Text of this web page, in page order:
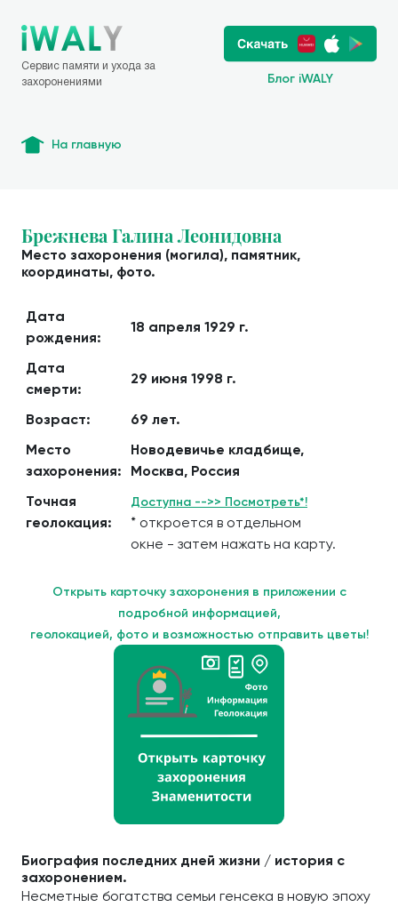
Сервис памяти и ухода за
захоронениями
Блог iWALY
На главную
Брежнева Галина Леонидовна
Место захоронения (могила), памятник,
координаты, фото.
Дата
рождения:
18 апреля 1929 г.
Дата
смерти:
29 июня 1998 г.
Возраст:
69 лет.
Место
захоронения:
Новодевичье кладбище,
Москва, Россия
Точная
геолокация:
Доступна -->> Посмотреть*!
* откроется в отдельном
окне - затем нажать на карту.
Открыть карточку захоронения в приложении с
подробной информацией,
геолокацией, фото и возможностью отправить цветы!
Биография последних дней жизни / история с
захоронением.
Несметные богатства семьи генсека в новую эпоху